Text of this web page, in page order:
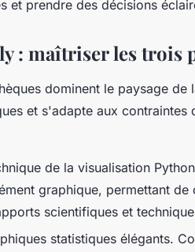
et prendre des décisions
: maîtriser les trois
dominent le paysage de
et s'adapte aux contraintes
de la visualisation
graphique, permettant de
scientifiques et
statistiques élégants.